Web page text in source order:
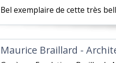
‎Bel exemplaire de cette très
‎Maurice Braillard -